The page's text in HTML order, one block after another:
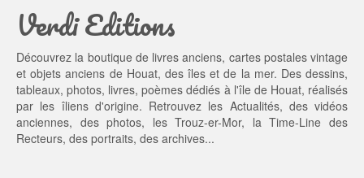
t :
5,
0
0 €.
Verdi Editions
Découvrez la boutique de livres anciens, cartes postales vintage
et objets anciens de Houat, des îles et de la mer. Des dessins,
tableaux, photos, livres, poèmes dédiés à l'île de Houat, réalisés
par les îliens d'origine. Retrouvez les Actualités, des vidéos
anciennes, desphotos, lesTrouz-er-Mor, laTime-Line des
Recteurs, des portraits, des archives...